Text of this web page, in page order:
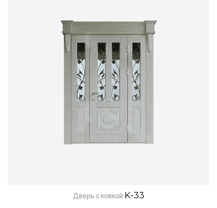
Дверь с ковкой K-33